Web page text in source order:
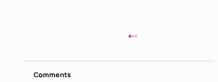
https://www.dropbox.com/scl/fi/26ip5u1qjrn
gquo4hqe8o/I-Jun-16-2026.mp4?
Comments